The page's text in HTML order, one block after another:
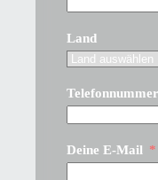
Land
Telefonnummer
Deine E-Mail